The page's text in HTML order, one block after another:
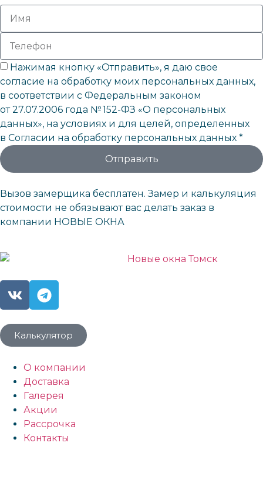
Нажимая кнопку «Отправить», я даю свое
согласие на обработку моих персональных данных,
в соответствии с Федеральным законом
от 27.07.2006 года № 152-ФЗ «О персональных
данных», на условиях и для целей, определенных
в Согласии на обработку персональных данных *
Отправить
Вызов замерщика бесплатен. Замер и калькуляция
стоимости не обязывают вас делать заказ в
компании НОВЫЕ ОКНА
Калькулятор
О компании
Доставка
Галерея
Акции
Рассрочка
Контакты